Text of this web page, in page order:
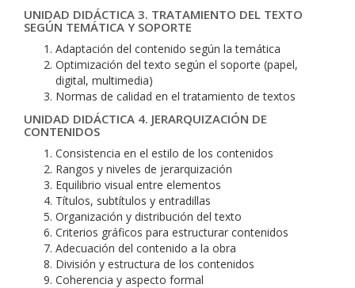
UNIDAD DIDÁCTICA 3. TRATAMIENTO DEL TEXTO
SEGÚN TEMÁTICA Y SOPORTE
Adaptación del contenido según la temática
Optimización del texto según el soporte (papel,
digital, multimedia)
Normas de calidad en el tratamiento de textos
UNIDAD DIDÁCTICA 4. JERARQUIZACIÓN DE
CONTENIDOS
Consistencia en el estilo de los contenidos
Rangos y niveles de jerarquización
Equilibrio visual entre elementos
Títulos, subtítulos y entradillas
Organización y distribución del texto
Criterios gráficos para estructurar contenidos
Adecuación del contenido a la obra
División y estructura de los contenidos
Coherencia y aspecto formal